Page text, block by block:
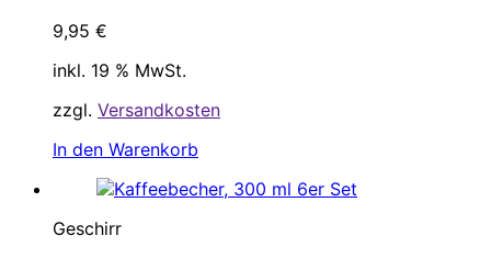
9,95 €
inkl. 19 % MwSt.
zzgl. Versandkosten
In den Warenkorb
Geschirr